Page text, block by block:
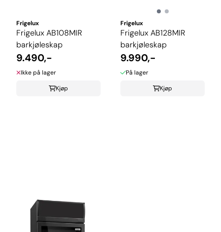
Frigelux
Frigelux AB108MIR
barkjøleskap
9.490,-
Ikke på lager
Kjøp
Frigelux
Frigelux AB128MIR
barkjøleskap
9.990,-
På lager
Kjøp